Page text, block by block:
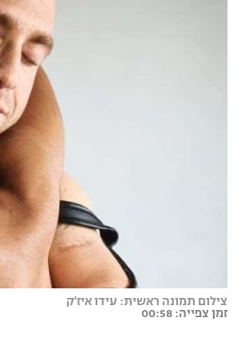
צילום תמונה ראשית: עידו איז'ק
זמן צפייה: 00:58